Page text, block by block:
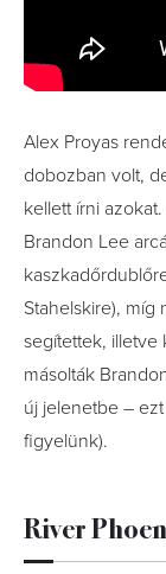
Alex Proyas
dobozban volt,
kellett írni
Brandon Lee
Stahelskire),
segítettek, illetve
másolták
új jelenetbe –
figyelünk).
River